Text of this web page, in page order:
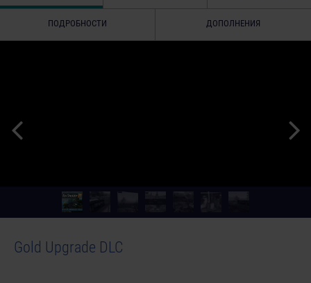
ПОДРОБНОСТИ ДОПОЛНЕНИЯ
Gold Upgrade DLC